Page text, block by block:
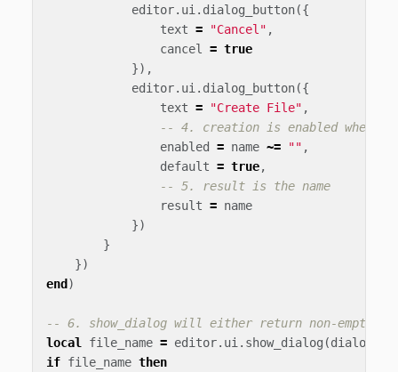
editor. ui . dialog_button({
text = "Cancel" ,
cancel
= true
}),
editor. ui . dialog_button({
text = "Create File" ,
-- 4. creation is enabled when
enabled
= name ~= "" ,
default = true,
-- 5. result is the name
result = name
})
}
})
end )
-- 6. show_dialog will either return non-empty
local
file_name = editor. ui . show_dialog (dialog
if file_name then